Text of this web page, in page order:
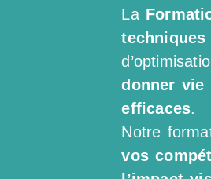
La
techniques
donner vie
efficaces.
Notre
vos